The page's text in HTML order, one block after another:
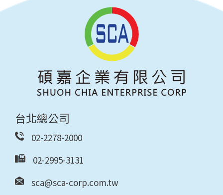
台北總公司
02-2278-2000
02-2995-3131
sca@sca-corp.com.tw